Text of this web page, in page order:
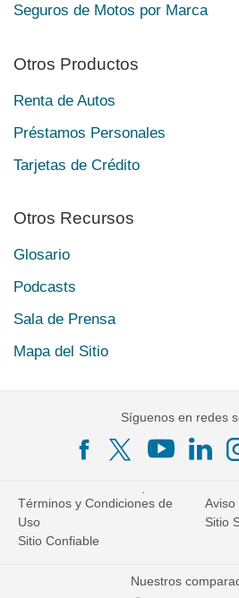
Seguros de Motos por Marca
Otros Productos
Renta de Autos
Préstamos Personales
Tarjetas de Crédito
Otros Recursos
Glosario
Podcasts
Sala de Prensa
Mapa del Sitio
Síguenos en redes
Términos y Condiciones de
Uso
Aviso
Sitio
Sitio Confiable
Nuestros